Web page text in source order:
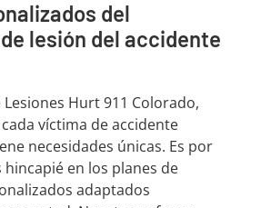
del
lesión del accidente
Hurt 911 Colorado,
víctima de accidente
necesidades únicas. Es por
hincapié en los planes de
adaptados